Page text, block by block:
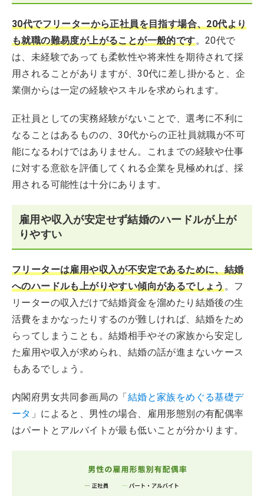
30代でフリーターから正社員を目指す場合、20代より
も就職の難易度が上がることが一般的です。20代で
は、未経験であっても柔軟性や将来性を期待されて採
用されることがありますが、30代に差し掛かると、企
業側からは一定の経験やスキルを求められます。
正社員としての実務経験がないことで、選考に不利に
なることはあるものの、30代からの正社員就職が不可
能になるわけではありません。これまでの経験や仕事
に対する意欲を評価してくれる企業を見極めれば、採
用される可能性は十分にあります。
雇用や収入が安定せず結婚のハードルが上が
りやすい
フリーターは雇用や収入が不安定であるために、結婚
へのハードルも上がりやすい傾向があるでしょう。フ
リーターの収入だけで結婚資金を溜めたり結婚後の生
活費をまかなったりするのが難しければ、結婚をため
らってしまうことも。結婚相手やその家族から安定し
た雇用や収入が求められ、結婚の話が進まないケース
もあるでしょう。
内閣府男女共同参画局の「結婚と家族をめぐる基礎デ
ータ 」によると、男性の場合、雇用形態別の有配偶率
はパートとアルバイトが最も低いことが分かります。